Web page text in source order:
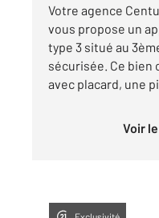
Votre agence
vous propose un
type 3 situé au
sécurisée. Ce bien
avec placard, une
Voir